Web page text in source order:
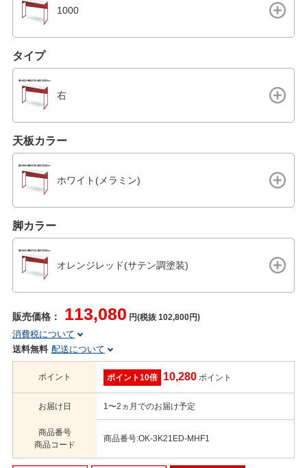
1000
タイプ
右
天板カラー
ホワイト(メラミン)
脚カラー
オレンジレッド(サテン調塗装)
販売価格： 113,080 円(税抜 102,800円)
消費税について
送料無料 配送について
ポイント ポイント10倍 10,280 ポイント
お届け日 1〜2ヵ月でのお届け予定
商品番号
商品コード
商品番号:OK-3K21ED-MHF1